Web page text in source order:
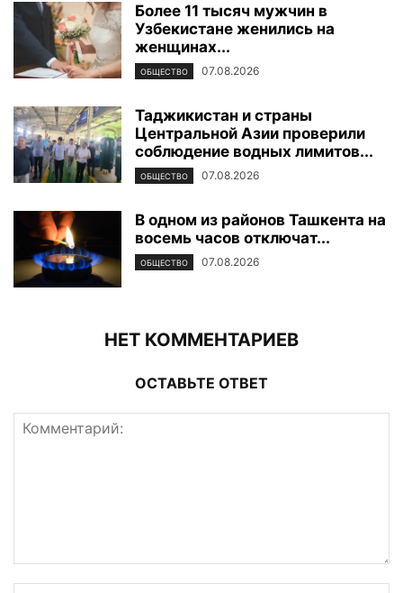
Более 11 тысяч мужчин в
Узбекистане женились на
женщинах...
ОБЩЕСТВО 07.08.2026
Таджикистан и страны
Центральной Азии проверили
соблюдение водных лимитов...
ОБЩЕСТВО 07.08.2026
В одном из районов Ташкента на
восемь часов отключат...
ОБЩЕСТВО 07.08.2026
НЕТ КОММЕНТАРИЕВ
ОСТАВЬТЕ ОТВЕТ